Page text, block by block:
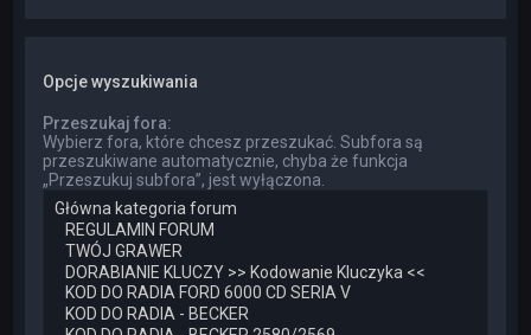
Opcje wyszukiwania
Przeszukaj fora:
Wybierz fora, które chcesz przeszukać. Subfora są
przeszukiwane automatycznie, chyba że funkcja
„Przeszukuj subfora”, jest wyłączona.